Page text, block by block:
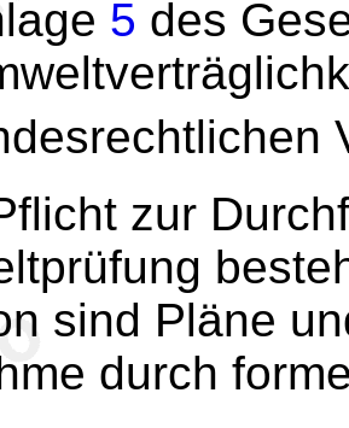
5 des
zur
sind Pläne
durch